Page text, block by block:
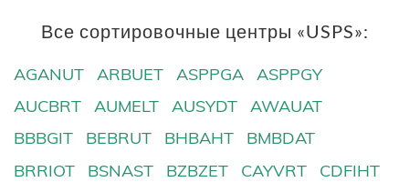
Все сортировочные центры «USPS»:
AGANUT ARBUET ASPPGA
ASPPGY
AUCBRT
AUMELT AUSYDT
AWAUAT
BBBGIT
BEBRUT BHBAHT
BMBDAT
BRRIOT
BSNAST BZBZET CAYVRT
CDFIHT